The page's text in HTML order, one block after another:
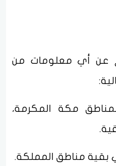
عن أي معلومات من
(911) لمناطق مكة المكرمة،